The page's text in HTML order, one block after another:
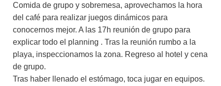
Comida de grupo y sobremesa, aprovechamos la hora
del café para realizar juegos dinámicos para
conocernos mejor. A las 17h reunión de grupo para
explicar todo el planning . Tras la reunión rumbo a la
playa, inspeccionamos la zona. Regreso al hotel y cena
de grupo.
Tras haber llenado el estómago, toca jugar en equipos.